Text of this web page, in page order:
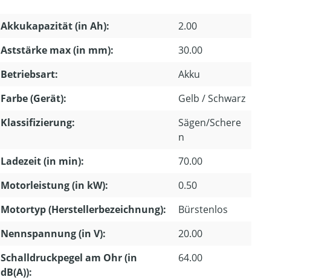
Akkukapazität (in Ah):
2.00
Aststärke max (in mm):
30.00
Betriebsart:
Akku
Farbe (Gerät):
Gelb / Schwarz
Klassifizierung:
Sägen/Schere
n
Ladezeit (in min):
70.00
Motorleistung (in kW):
0.50
Motortyp (Herstellerbezeichnung):
Bürstenlos
Nennspannung (in V):
20.00
Schalldruckpegel am Ohr (in
dB(A)):
64.00